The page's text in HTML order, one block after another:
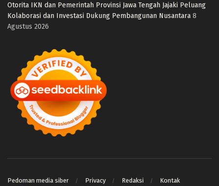
Otorita IKN dan Pemerintah Provinsi Jawa Tengah Jajaki Peluang
Kolaborasi dan Investasi Dukung Pembangunan Nusantara 8
Agustus 2026
Pedoman media siber Privacy Redaksi Kontak